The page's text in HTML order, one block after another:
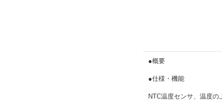
●概要
●仕様・機能
NTC温度センサ、温度